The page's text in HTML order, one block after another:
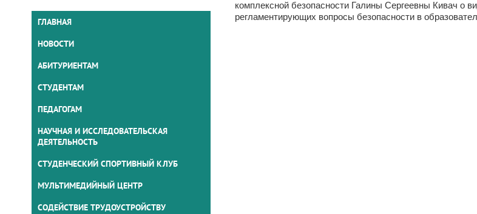
ГЛАВНАЯ
НОВОСТИ
АБИТУРИЕНТАМ
СТУДЕНТАМ
ПЕДАГОГАМ
НАУЧНАЯ И ИССЛЕДОВАТЕЛЬСКАЯ
ДЕЯТЕЛЬНОСТЬ
СТУДЕНЧЕСКИЙ СПОРТИВНЫЙ КЛУБ
МУЛЬТИМЕДИЙНЫЙ ЦЕНТР
СОДЕЙСТВИЕ ТРУДОУСТРОЙСТВУ
комплексной безопасности Галины Сергеевны Кивач о
регламентирующих вопросы безопасности в